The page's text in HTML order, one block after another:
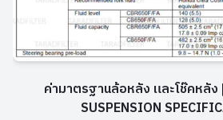
ค่ามาตรฐานล้อหลัง และโช๊คหลัง
SUSPENSION